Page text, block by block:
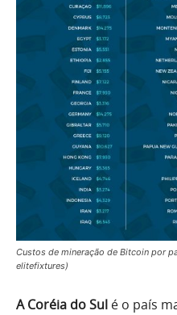
Custos de mineração de Bitcoin por
elitefixtures)
A Coréia do Sul é o país